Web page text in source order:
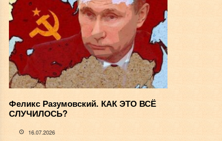
Феликс Разумовский. КАК ЭТО ВСЁ
СЛУЧИЛОСЬ?
16.07.2026